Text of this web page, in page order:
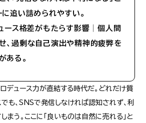
に追い詰められやすい。
ース格差がもたらす影響│個人間
、過剰な自己演出や精神的疲弊を
ある。
デュース力が直結する時代だ。どれだけ質
も、SNSで発信しなければ認知されず、利
まう。ここに「良いものは自然に売れる」と